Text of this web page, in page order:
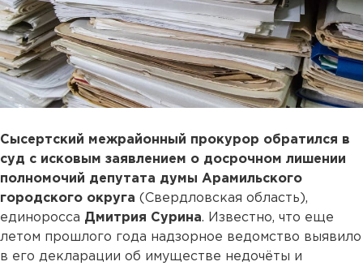
Сысертский межрайонный прокурор обратился в
суд с исковым заявлением о досрочном лишении
полномочий депутата думы Арамильского
городского округа (Свердловская область),
единоросса Дмитрия Сурина. Известно, что еще
летом прошлого года надзорное ведомство выявило
в его декларации об имуществе недочёты и